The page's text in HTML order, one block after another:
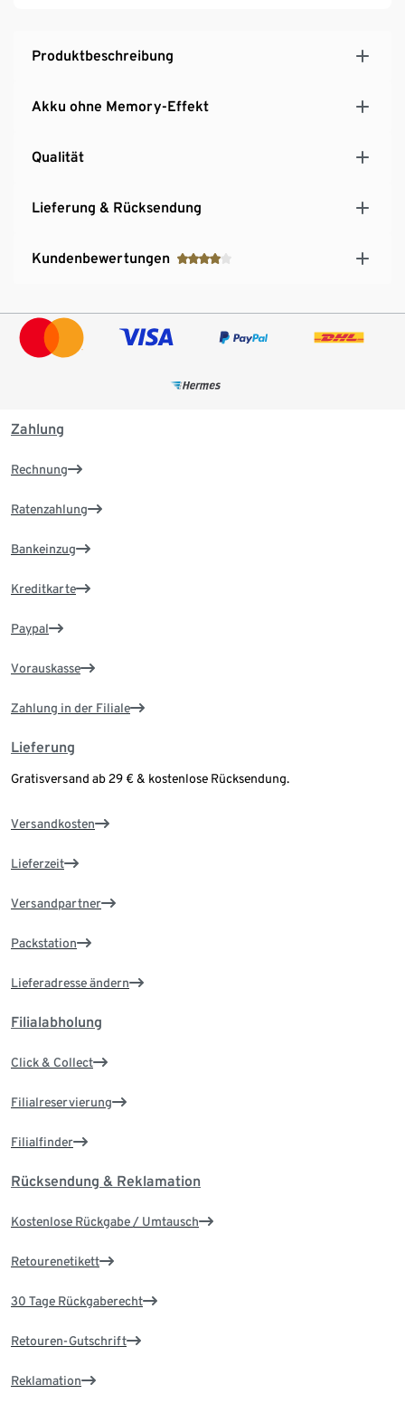
Alarms
Produktbeschreibung
Akku ohne Memory-Effekt
Qualität
Lieferung & Rücksendung
Kundenbewertungen
Zahlung
Rechnung
Ratenzahlung
Bankeinzug
Kreditkarte
Paypal
Vorauskasse
Zahlung in der Filiale
Lieferung
Gratisversand ab 29 € & kostenlose Rücksendung.
Versandkosten
Lieferzeit
Versandpartner
Packstation
Lieferadresse ändern
Filialabholung
Click & Collect
Filialreservierung
Filialfinder
Rücksendung & Reklamation
Kostenlose Rückgabe / Umtausch
Retourenetikett
30 Tage Rückgaberecht
Retouren-Gutschrift
Reklamation